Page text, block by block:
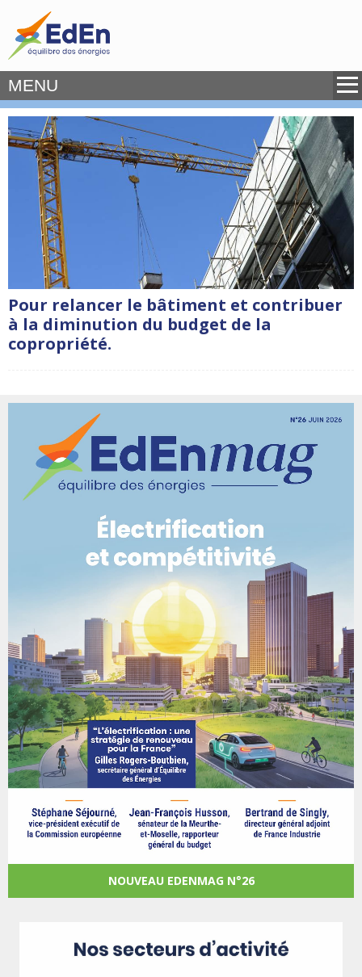
MENU
Pour relancer le bâtiment et contribuer
à la diminution du budget de la
copropriété.
NOUVEAU EDENMAG N°26